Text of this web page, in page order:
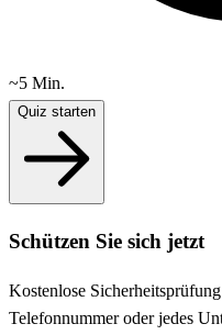
~5 Min.
Quiz starten
Schützen Sie sich jetzt
Kostenlose
Telefonnummer oder jedes